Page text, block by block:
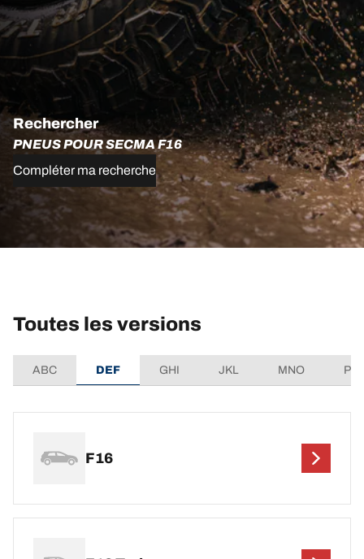
Rechercher
PNEUS POUR SECMA F16
Compléter ma recherche
Toutes les versions
ABC DEF GHI JKL MNO
F16